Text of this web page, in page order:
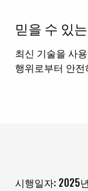
믿을 수 있
최신 기술을 사
행위로부터 안
시행일자: 2025